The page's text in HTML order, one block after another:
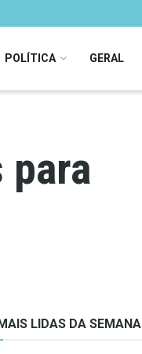
POLÍTICA GERAL
para
MAIS LIDAS DA SEMANA